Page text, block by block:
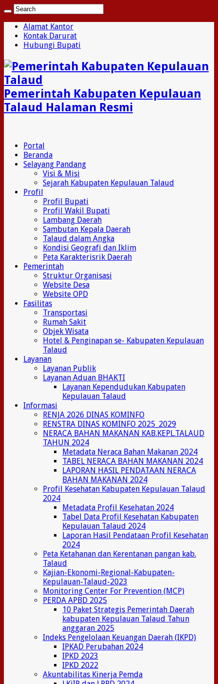
Alamat Kantor
Kontak Darurat
Hubungi Bupati
Pemerintah Kabupaten Kepulauan
Talaud Halaman Resmi
Portal
Beranda
Selayang Pandang
Visi & Misi
Sejarah Kabupaten Kepulauan Talaud
Profil
Profil Bupati
Profil Wakil Bupati
Lambang Daerah
Sambutan Kepala Daerah
Talaud dalam Angka
Kondisi Geografi dan Iklim
Peta Karakterisrik Daerah
Pemerintah
Struktur Organisasi
Website Desa
Website OPD
Fasilitas
Transportasi
Rumah Sakit
Objek Wisata
Hotel & Penginapan se- Kabupaten Kepulauan
Talaud
Layanan
Layanan Publik
Layanan Aduan BHAKTI
Layanan Kependudukan Kabupaten
Kepulauan Talaud
Informasi
RENJA 2026 DINAS KOMINFO
RENSTRA DINAS KOMINFO 2025_2029
NERACA BAHAN MAKANAN KAB.KEPL.TALAUD
TAHUN 2024
Metadata Neraca Bahan Makanan 2024
TABEL NERACA BAHAN MAKANAN 2024
LAPORAN HASIL PENDATAAN NERACA
BAHAN MAKANAN 2024
Profil Kesehatan Kabupaten Kepulauan Talaud
2024
Metadata Profil Kesehatan 2024
Tabel Data Profil Kesehatan Kabupaten
Kepulauan Talaud 2024
Laporan Hasil Pendataan Profil Kesehatan
2024
Peta Ketahanan dan Kerentanan pangan kab.
Talaud
Kajian-Ekonomi-Regional-Kabupaten-
Kepulauan-Talaud-2023
Monitoring Center For Prevention (MCP)
PERDA APBD 2025
10 Paket Strategis Pemerintah Daerah
kabupaten Kepulauan Talaud Tahun
anggaran 2025
Indeks Pengelolaan Keuangan Daerah (IKPD)
IPKAD Perubahan 2024
IPKD 2023
IPKD 2022
Akuntabilitas Kinerja Pemda